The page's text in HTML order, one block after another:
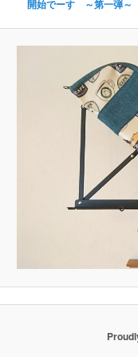
開始でーす ～第一弾～